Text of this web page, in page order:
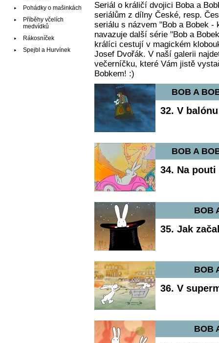
Seriál o králičí dvojici Boba a
seriálům z dílny České, resp.
seriálu s názvem "Bob a Bobek -
navazuje další série "Bob a
králíci cestují v magickém
Josef Dvořák. V naší galerii
večerníčku, které Vám jistě
Bobkem! :)
BOB A
32. V balónu
BOB A
34. Na pouti
BOB
35. Jak
BOB
36. V
BOB
Pohádky o mašinkách
Příběhy včelích
medvídků
Rákosníček
Spejbl a Hurvínek